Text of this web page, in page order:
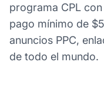
programa CPL
pago mínimo de
anuncios PPC,
de todo el mundo.